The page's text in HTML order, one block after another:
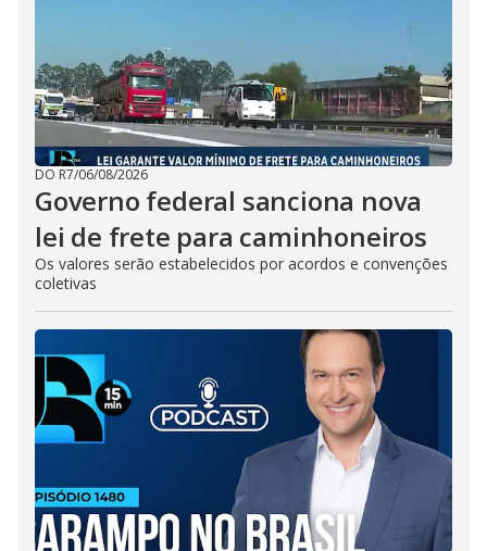
DO R7/06/08/2026
Governo federal sanciona nova
lei de frete para caminhoneiros
Os valores serão estabelecidos por acordos e convenções
coletivas